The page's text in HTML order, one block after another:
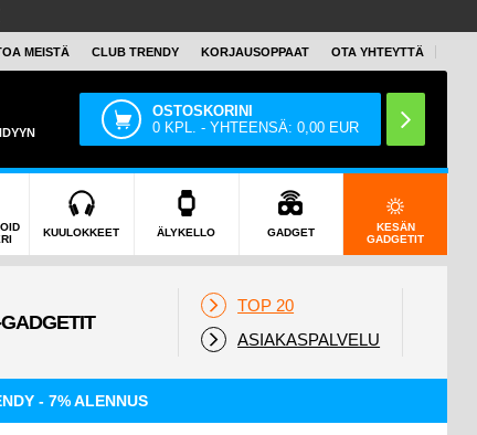
MEISTÄ CLUB TRENDY KORJAUSOPPAAT OTA YHTEYTTÄ
OSTOSKORINI
0 KPL. - YHTEENSÄ:0,00 EUR
KUULOKKEET ÄLYKELLO GADGET
KESÄN
GADGETIT
TOP 20
ASIAKASPALVELU
- 7% ALENNUS